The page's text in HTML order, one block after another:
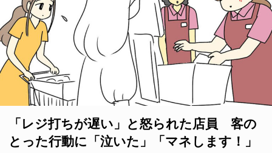
「レジ打ちが遅い」と怒られた店員 客の
とった行動に「泣いた」「マネします！」